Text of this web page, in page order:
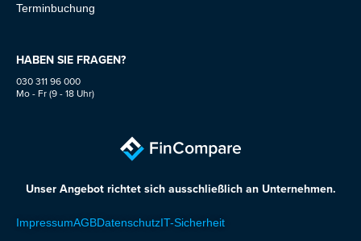
Terminbuchung
HABEN SIE FRAGEN?
030 311 96 000
Mo - Fr (9 - 18 Uhr)
Unser Angebot richtet sich ausschließlich an Unternehmen.
ImpressumAGBDatenschutzIT-Sicherheit